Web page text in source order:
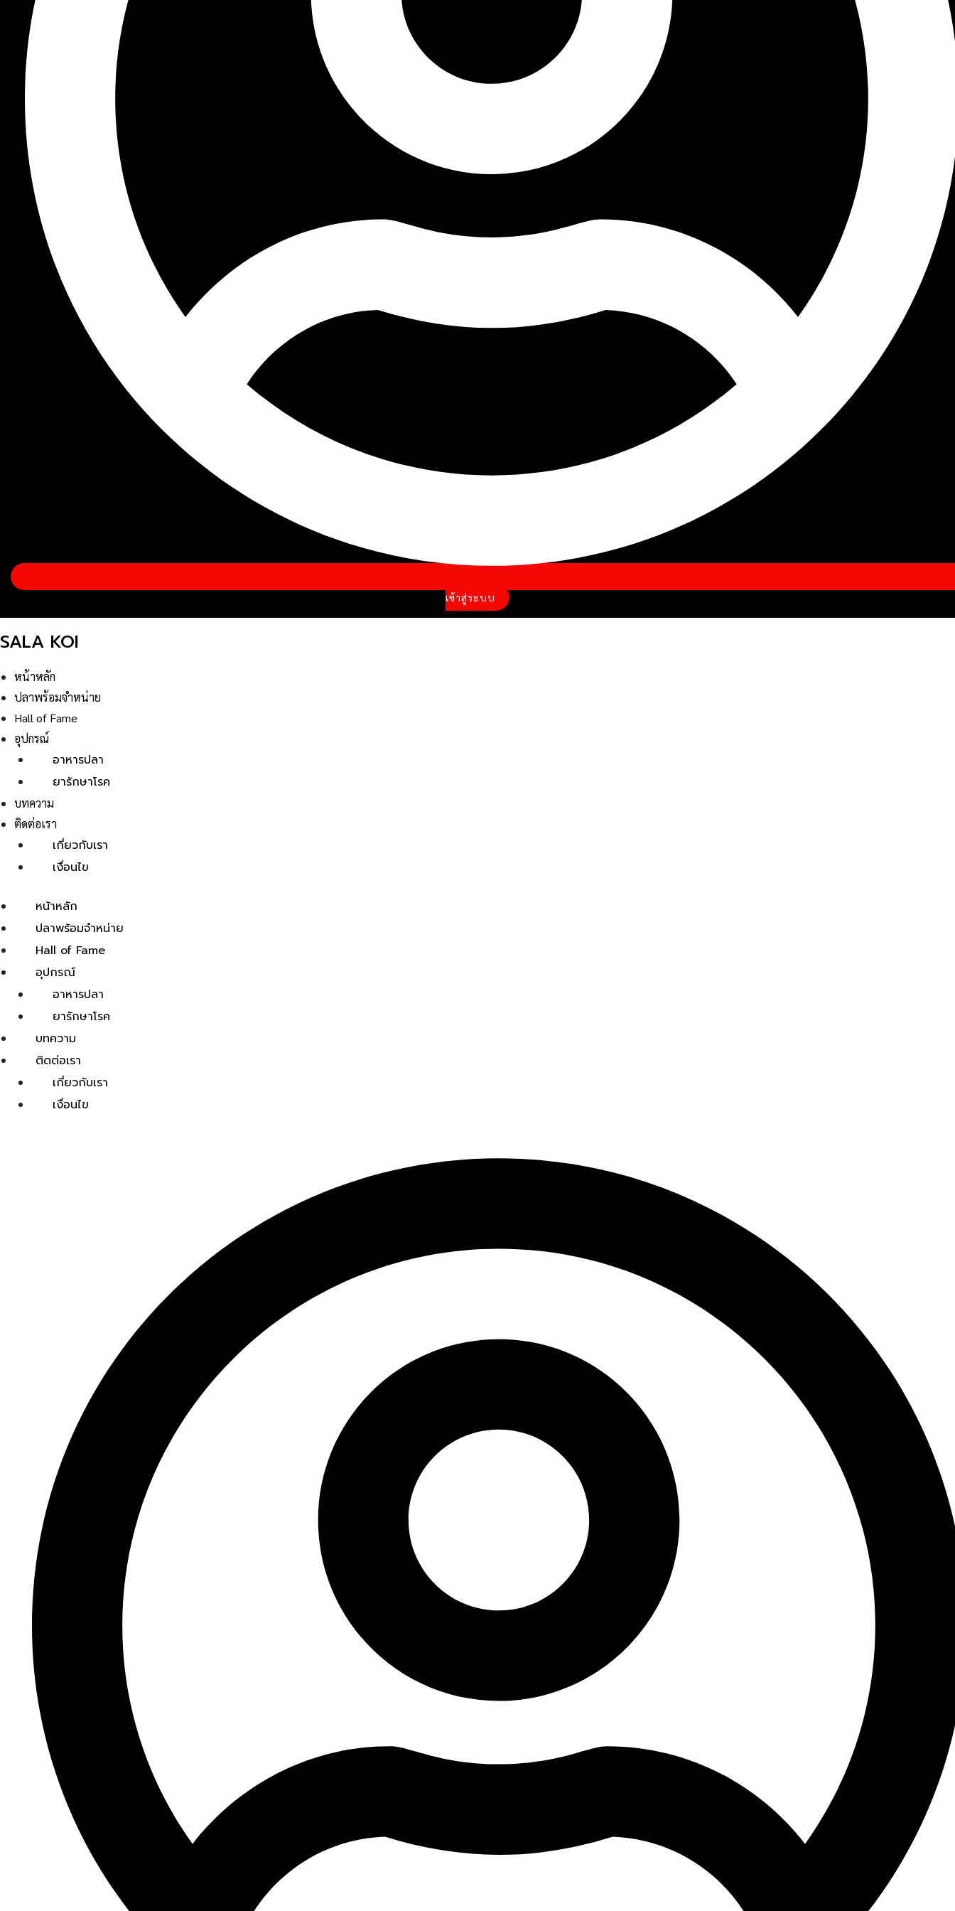
เข้าสู่ระบบ
SALA KOI
หน้าหลัก
ปลาพร้อมจำหน่าย
Hall of Fame
อุปกรณ์
อาหารปลา
ยารักษาโรค
บทความ
ติดต่อเรา
เกี่ยวกับเรา
เงื่อนไข
หน้าหลัก
ปลาพร้อมจำหน่าย
Hall of Fame
อุปกรณ์
อาหารปลา
ยารักษาโรค
บทความ
ติดต่อเรา
เกี่ยวกับเรา
เงื่อนไข